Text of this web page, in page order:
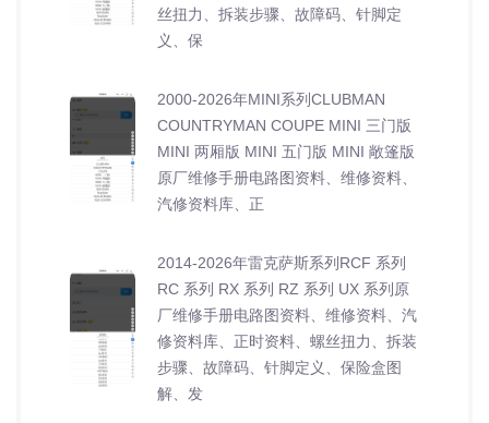
丝扭力、拆装步骤、故障码、针脚定
义、保
2000-2026年MINI系列CLUBMAN
COUNTRYMAN COUPE MINI 三门版
MINI 两厢版 MINI 五门版 MINI 敞篷版
原厂维修手册电路图资料、维修资料、
汽修资料库、正
2014-2026年雷克萨斯系列RCF 系列
RC 系列 RX 系列 RZ 系列 UX 系列原
厂维修手册电路图资料、维修资料、汽
修资料库、正时资料、螺丝扭力、拆装
步骤、故障码、针脚定义、保险盒图
解、发